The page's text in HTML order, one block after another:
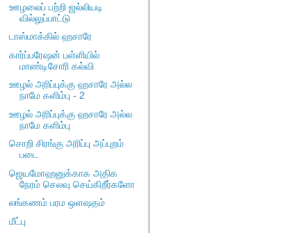
ஊழலைப் பற்றி ஜல்லியடி
வில்லுப்பாட்டு
டாஸ்மாக்கில் ஹசாரே
கார்ப்பரேஷன் பள்ளியில்
மாண்டிசோரி கல்வி
ஊழல் அரிப்புக்கு ஹசாரே அல்ல
நாமே களிம்பு - 2
ஊழல் அரிப்புக்கு ஹசாரே அல்ல
நாமே களிம்பு
சொறி சிரங்கு அரிப்பு அப்புறம்
படை
ஜெயமோஹனுக்காக அதிக
நேரம் செலவு செய்கிறீர்களோ
லங்கணம் பரம ஒளஷதம்
மீட்பு